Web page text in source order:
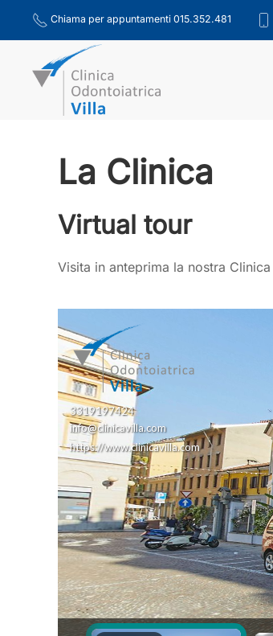
Skip to main content
Chiama per appuntamenti 015.352.481
La Clinica
Virtual tour
Visita in anteprima la nostra Clinica